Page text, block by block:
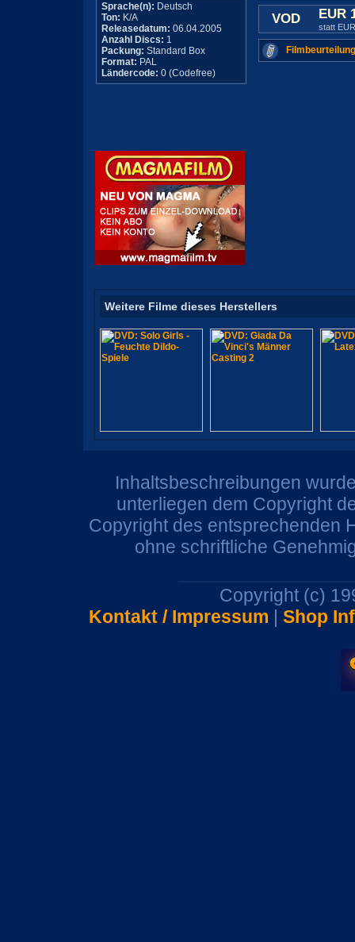
Sprache(n): Deutsch
Ton: K/A
Releasedatum: 06.04.2005
Anzahl Discs: 1
Packung: Standard Box
Format: PAL
Ländercode: 0 (Codefree)
VOD EUR
statt
Weitere Filme dieses Herstellers
Inhaltsbeschreibungen
unterliegen dem Copyright
Copyright des entsprechenden
ohne schriftliche
Copyright (c)
Kontakt / Impressum | Shop